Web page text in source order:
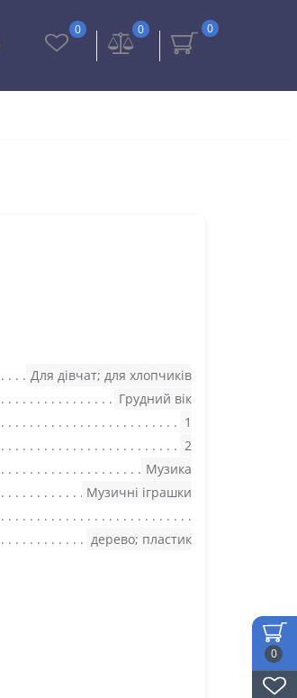
0
0
0
0
Для дівчат; для хлопчиків
Грудний вік
1
2
Музика
Музичні іграшки
дерево; пластик